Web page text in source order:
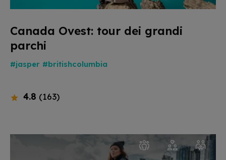
Canada Ovest: tour dei grandi
parchi
#jasper #britishcolumbia
4.8 (163)